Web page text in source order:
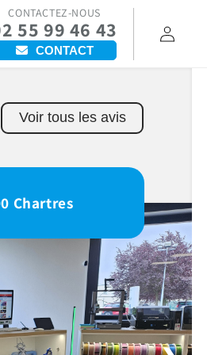
CONTACTEZ-NOUS
55 99 46 43
CONTACT
Connexion
Voir tous les avis
Chartres